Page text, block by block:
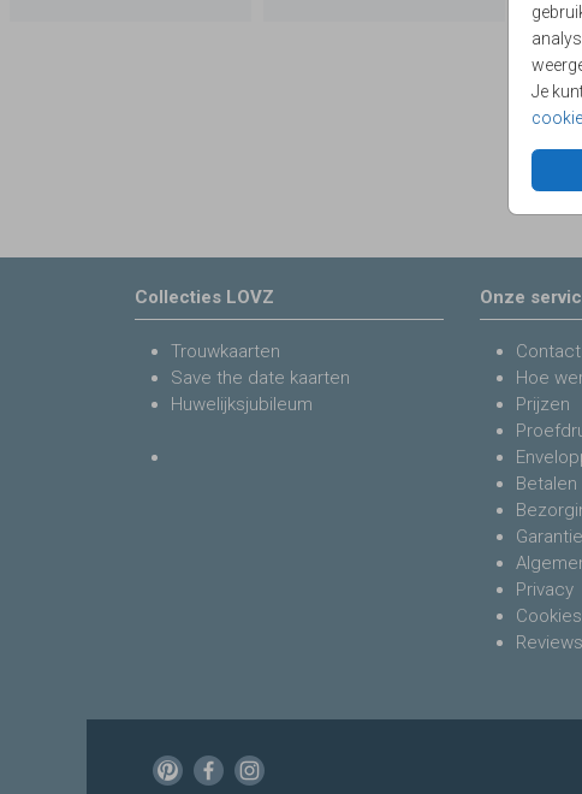
Je
Collecties LOVZ
Trouwkaarten
Save the date kaarten
Huwelijksjubileum
Onze
Contact
Hoe
Prijzen
Betalen
Garantie
Privacy
Cookies